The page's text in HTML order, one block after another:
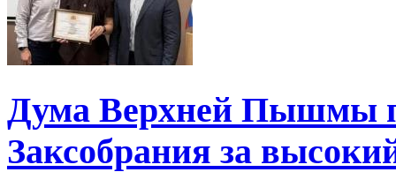
Дума Верхней Пышмы
Заксобрания за